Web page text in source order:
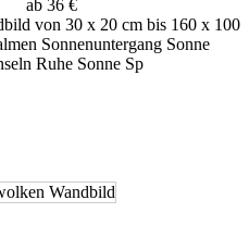
ab 36 €
von 30 x 20 cm bis 160 x 100
Sonnenuntergang Sonne
Ruhe Sonne Sp